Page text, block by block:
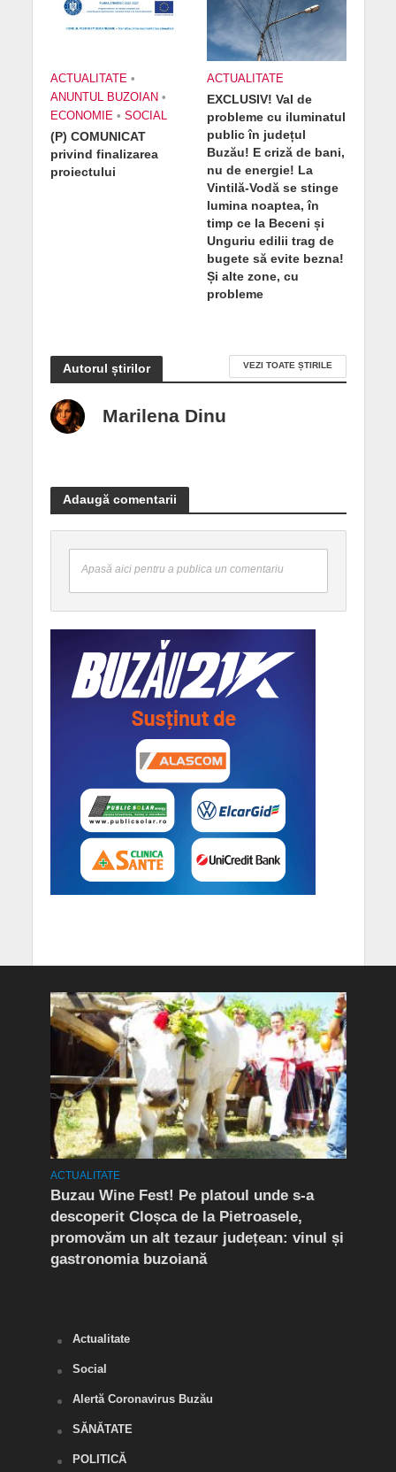
ACTUALITATE •
ANUNTUL BUZOIAN •
ECONOMIE • SOCIAL
(P) COMUNICAT
privind finalizarea
proiectului
ACTUALITATE
EXCLUSIV! Val de
probleme cu iluminatul
public în județul
Buzău! E criză de bani,
nu de energie! La
Vintilă-Vodă se stinge
lumina noaptea, în
timp ce la Beceni și
Unguriu edilii trag de
bugete să evite bezna!
Și alte zone, cu
probleme
Autorul știrilor VEZI TOATE ȘTIRILE
Marilena Dinu
Adaugă comentarii
Apasă aici pentru a publica un comentariu
ACTUALITATE
Buzau Wine Fest! Pe platoul unde s-a
descoperit Cloșca de la Pietroasele,
promovăm un alt tezaur județean: vinul și
gastronomia buzoiană
Actualitate
Social
Alertă Coronavirus Buzău
SĂNĂTATE
POLITICĂ